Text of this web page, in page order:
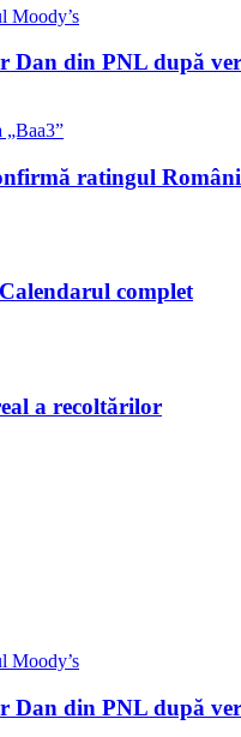
Dan din PNL după
ratingul
complet
a recoltărilor
Dan din PNL după